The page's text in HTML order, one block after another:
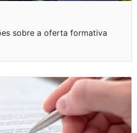
sobre a oferta formativa